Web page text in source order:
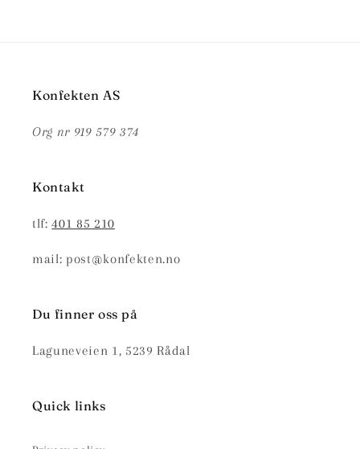
Konfekten AS
Org nr 919 579 374
Kontakt
tlf:401 85 210
mail: post@konfekten.no
Du finner oss på
Laguneveien 1, 5239 Rådal
Quick links